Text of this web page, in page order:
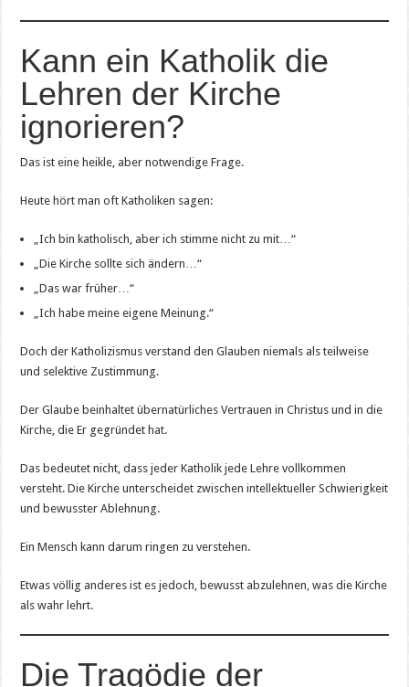
Kann ein Katholik die
Lehren der Kirche
ignorieren?
Das ist eine heikle, aber notwendige Frage.
Heute hört man oft Katholiken sagen:
„Ich bin katholisch, aber ich stimme nicht zu mit…“
„Die Kirche sollte sich ändern…“
„Das war früher…“
„Ich habe meine eigene Meinung.“
Doch der Katholizismus verstand den Glauben niemals als teilweise
und selektive Zustimmung.
Der Glaube beinhaltet übernatürliches Vertrauen in Christus und in die
Kirche, die Er gegründet hat.
Das bedeutet nicht, dass jeder Katholik jede Lehre vollkommen
versteht. Die Kirche unterscheidet zwischen intellektueller Schwierigkeit
und bewusster Ablehnung.
Ein Mensch kann darum ringen zu verstehen.
Etwas völlig anderes ist es jedoch, bewusst abzulehnen, was die Kirche
als wahr lehrt.
Die Tragödie der